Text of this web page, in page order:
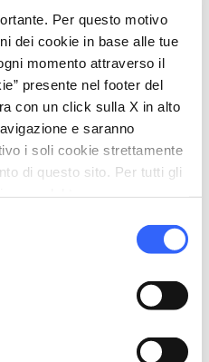
Per questo motivo
dei cookie in base alle tue
momento attraverso il
presente nel footer del
con un click sulla X in alto
e saranno
i soli cookie strettamente
di questo sito. Per tutti gli
un campo
piste, meritano una
montani, centri
sembra essersi
della deliziosacucina
garfagnino.